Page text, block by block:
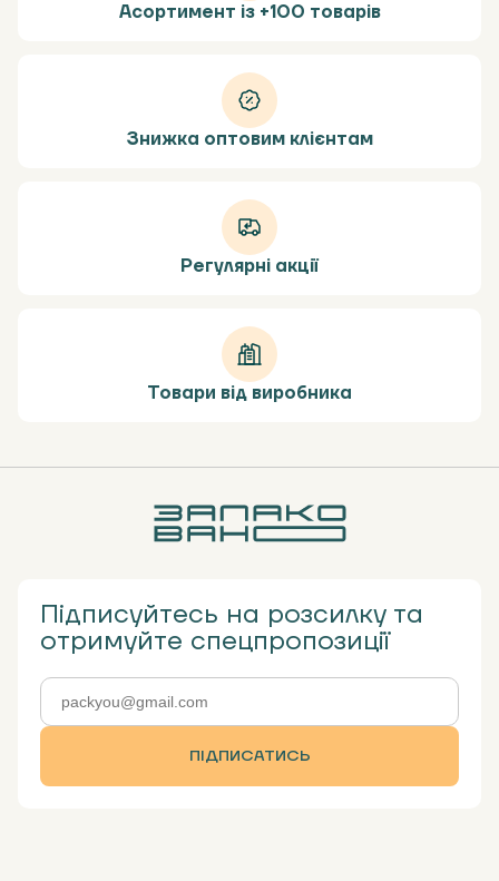
Асортимент із +100 товарів
Знижка оптовим клієнтам
Регулярні акції
Товари від виробника
Підписуйтесь на розсилку та
отримуйте спецпропозиції
ПІДПИСАТИСЬ